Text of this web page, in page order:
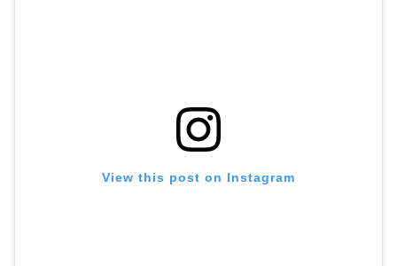
View this post on Instagram